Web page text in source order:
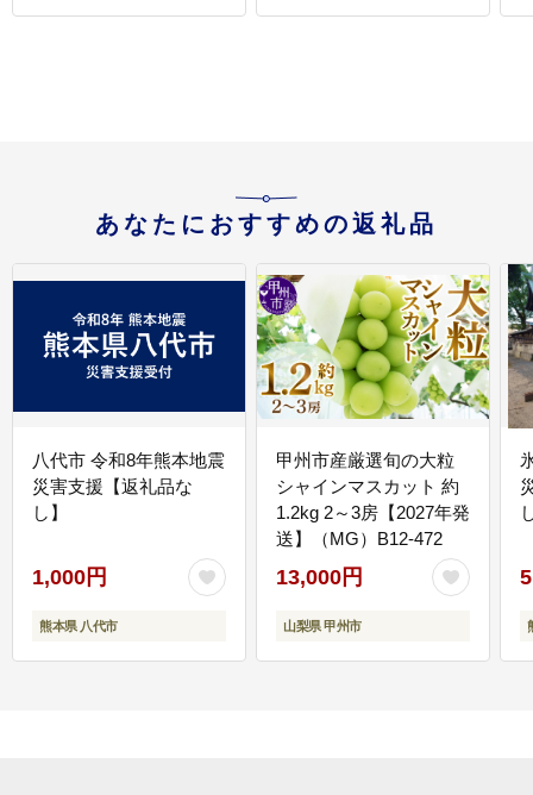
あなたにおすすめの返礼品
八代市 令和8年熊本地震
災害支援【返礼品な
し】
1,000円
熊本県 八代市
甲州市産厳選旬の大粒
シャインマスカット 約
1.2kg 2～3房【2027年発
送】（MG）B12-472
13,000円
山梨県 甲州市